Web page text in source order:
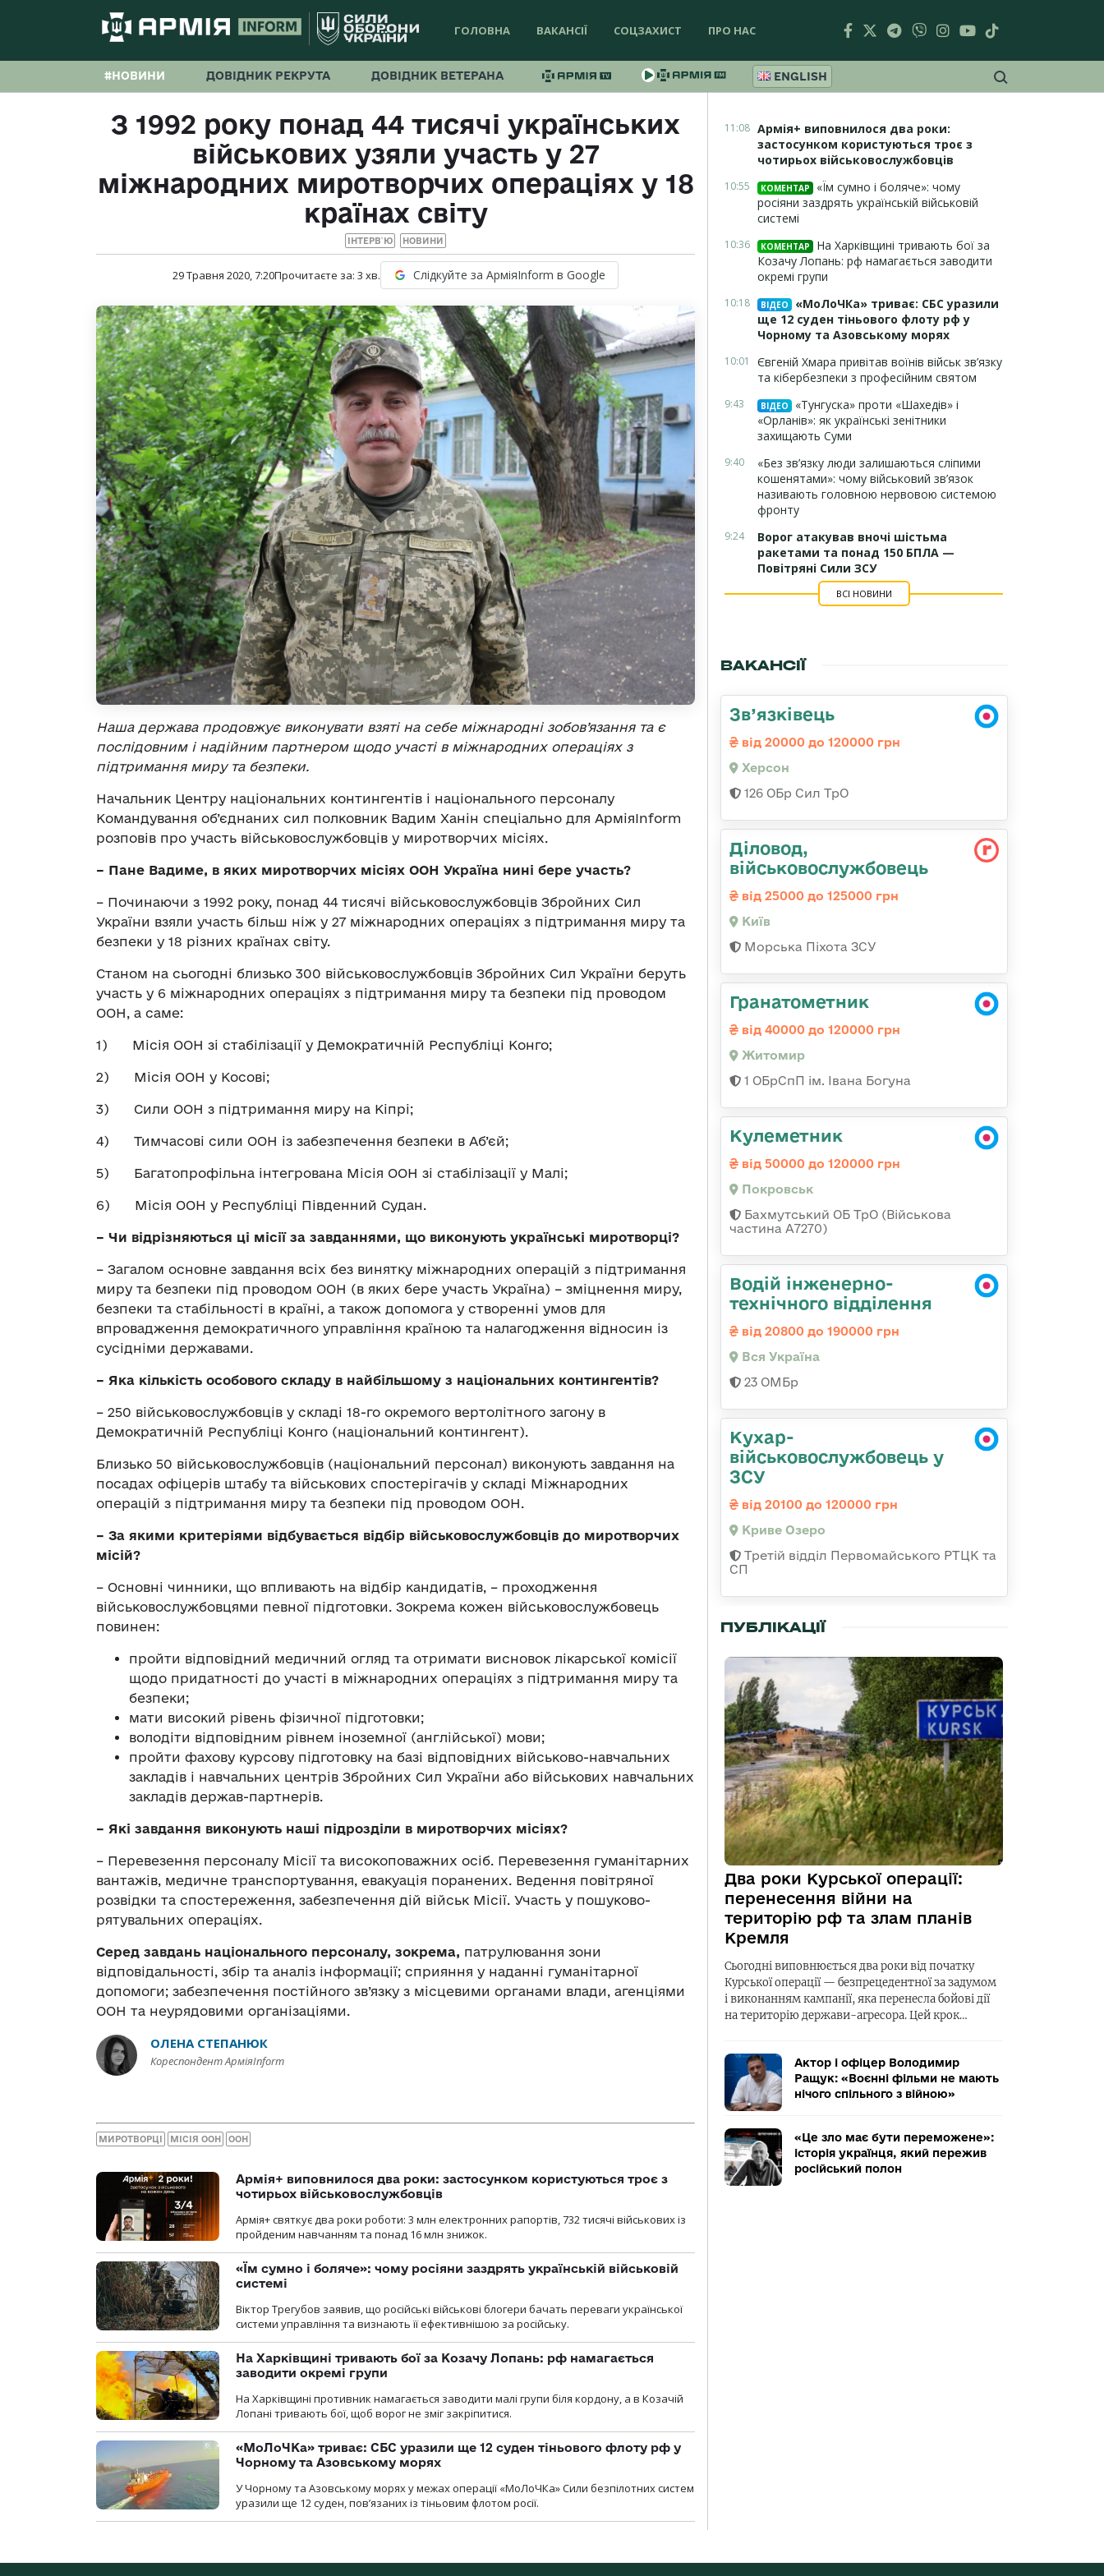
ГОЛОВНА ВАКАНСІЇ СОЦЗАХИСТ ПРО НАС
#НОВИНИ ДОВІДНИК РЕКРУТА ДОВІДНИК ВЕТЕРАНА ENGLISH
З 1992 року понад 44 тисячі українських
військових узяли участь у 27
міжнародних миротворчих операціях у 18
країнах світу
ІНТЕРВ`Ю НОВИНИ
29 Травня 2020, 7:20Прочитаєте за: 3 хв. Слідкуйте за АрміяInform в Google
Наша держава продовжує виконувати взяті на себе міжнародні зобов’язання та є
послідовним і надійним партнером щодо участі в міжнародних операціях з
підтримання миру та безпеки.
Начальник Центру національних контингентів і національного персоналу
Командування об’єднаних сил полковник Вадим Ханін спеціально для АрміяInform
розповів про участь військовослужбовців у миротворчих місіях.
– Пане Вадиме, в яких миротворчих місіях ООН Україна нині бере участь?
– Починаючи з 1992 року, понад 44 тисячі військовослужбовців Збройних Сил
України взяли участь більш ніж у 27 міжнародних операціях з підтримання миру та
безпеки у 18 різних країнах світу.
Станом на сьогодні близько 300 військовослужбовців Збройних Сил України беруть
участь у 6 міжнародних операціях з підтримання миру та безпеки під проводом
ООН, а саме:
1) Місія ООН зі стабілізації у Демократичній Республіці Конго;
2) Місія ООН у Косові;
3) Сили ООН з підтримання миру на Кіпрі;
4) Тимчасові сили ООН із забезпечення безпеки в Аб’єй;
5) Багатопрофільна інтегрована Місія ООН зі стабілізації у Малі;
6) Місія ООН у Республіці Південний Судан.
– Чи відрізняються ці місії за завданнями, що виконують українські миротворці?
– Загалом основне завдання всіх без винятку міжнародних операцій з підтримання
миру та безпеки під проводом ООН (в яких бере участь Україна) – зміцнення миру,
безпеки та стабільності в країні, а також допомога у створенні умов для
впровадження демократичного управління країною та налагодження відносин із
сусідніми державами.
– Яка кількість особового складу в найбільшому з національних контингентів?
– 250 військовослужбовців у складі 18-го окремого вертолітного загону в
Демократичній Республіці Конго (національний контингент).
Близько 50 військовослужбовців (національний персонал) виконують завдання на
посадах офіцерів штабу та військових спостерігачів у складі Міжнародних
операцій з підтримання миру та безпеки під проводом ООН.
– За якими критеріями відбувається відбір військовослужбовців до миротворчих
місій?
– Основні чинники, що впливають на відбір кандидатів, – проходження
військовослужбовцями певної підготовки. Зокрема кожен військовослужбовець
повинен:
пройти відповідний медичний огляд та отримати висновок лікарської комісії
щодо придатності до участі в міжнародних операціях з підтримання миру та
безпеки;
мати високий рівень фізичної підготовки;
володіти відповідним рівнем іноземної (англійської) мови;
пройти фахову курсову підготовку на базі відповідних військово-навчальних
закладів і навчальних центрів Збройних Сил України або військових навчальних
закладів держав-партнерів.
– Які завдання виконують наші підрозділи в миротворчих місіях?
– Перевезення персоналу Місії та високоповажних осіб. Перевезення гуманітарних
вантажів, медичне транспортування, евакуація поранених. Ведення повітряної
розвідки та спостереження, забезпечення дій військ Місії. Участь у пошуково-
рятувальних операціях.
Серед завдань національного персоналу, зокрема, патрулювання зони
відповідальності, збір та аналіз інформації; сприяння у наданні гуманітарної
допомоги; забезпечення постійного зв’язку з місцевими органами влади, агенціями
ООН та неурядовими організаціями.
ОЛЕНА СТЕПАНЮК
Кореспондент АрміяInform
МИРОТВОРЦІ МІСІЯ ООН ООН
Армія+ виповнилося два роки: застосунком користуються троє з
чотирьох військовослужбовців
Армія+ святкує два роки роботи: 3 млн електронних рапортів, 732 тисячі військових із
пройденим навчанням та понад 16 млн знижок.
«Їм сумно і боляче»: чому росіяни заздрять українській військовій
системі
Віктор Трегубов заявив, що російські військові блогери бачать переваги української
системи управління та визнають її ефективнішою за російську.
На Харківщині тривають бої за Козачу Лопань: рф намагається
заводити окремі групи
На Харківщині противник намагається заводити малі групи біля кордону, а в Козачій
Лопані тривають бої, щоб ворог не зміг закріпитися.
«МоЛоЧКа» триває: СБС уразили ще 12 суден тіньового флоту рф у
Чорному та Азовському морях
У Чорному та Азовському морях у межах операції «МоЛоЧКа» Сили безпілотних систем
уразили ще 12 суден, пов’язаних із тіньовим флотом росії.
11:08 Армія+ виповнилося два роки:
застосунком користуються троє з
чотирьох військовослужбовців
10:55 КОМЕНТАР
«Їм сумно і боляче»: чому
росіяни заздрять українській військовій
системі
10:36 КОМЕНТАР
На Харківщині тривають бої за
Козачу Лопань: рф намагається заводити
окремі групи
10:18 ВІДЕО
«МоЛоЧКа» триває: СБС уразили
ще 12 суден тіньового флоту рф у
Чорному та Азовському морях
10:01
Євгеній Хмара привітав воїнів військ зв’язку
та кібербезпеки з професійним святом
9:43 ВІДЕО
«Тунгуска» проти «Шахедів» і
«Орланів»: як українські зенітники
захищають Суми
9:40
«Без зв’язку люди залишаються сліпими
кошенятами»: чому військовий зв’язок
називають головною нервовою системою
фронту
9:24
Ворог атакував вночі шістьма
ракетами та понад 150 БПЛА —
Повітряні Сили ЗСУ
ВСІ НОВИНИ
ВАКАНСІЇ
Зв’язківець
від 20000 до 120000 грн
Херсон
126 ОБр Сил ТрО
Діловод,
військовослужбовець
від 25000 до 125000 грн
Київ
Морська Піхота ЗСУ
Гранатометник
від 40000 до 120000 грн
Житомир
1 ОБрСпП ім. Івана Богуна
Кулеметник
від 50000 до 120000 грн
Покровськ
Бахмутський ОБ ТрО (Військова
частина А7270)
Водій інженерно-
технічного відділення
від 20800 до 190000 грн
Вся Україна
23 ОМБр
Кухар-
військовослужбовець у
ЗСУ
від 20100 до 120000 грн
Криве Озеро
Третій відділ Первомайського РТЦК та
СП
ПУБЛІКАЦІЇ
Два роки Курської операції:
перенесення війни на
територію рф та злам планів
Кремля
Сьогодні виповнюється два роки від початку
Курської операції — безпрецедентної за задумом
і виконанням кампанії, яка перенесла бойові дії
на територію держави-агресора. Цей крок…
Актор і офіцер Володимир
Ращук: «Воєнні фільми не мають
нічого спільного з війною»
«Це зло має бути переможене»:
історія українця, який пережив
російський полон